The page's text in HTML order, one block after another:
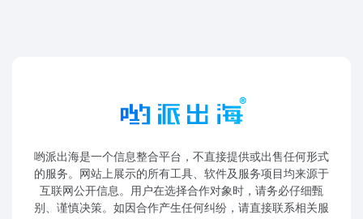
哟派出海是一个信息整合平台，不直接提供或出售任何形式
的服务。网站上展示的所有工具、软件及服务项目均来源于
互联网公开信息。用户在选择合作对象时，请务必仔细甄
别、谨慎决策。如因合作产生任何纠纷，请直接联系相关服